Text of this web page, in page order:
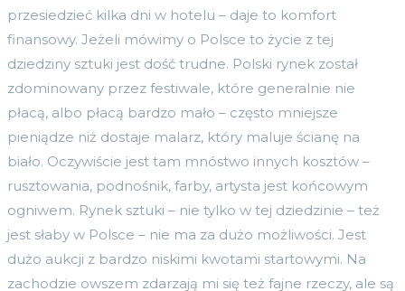
przesiedzieć kilka dni w hotelu – daje to komfort
finansowy. Jeżeli mówimy o Polsce to życie z tej
dziedziny sztuki jest dość trudne. Polski rynek został
zdominowany przez festiwale, które generalnie nie
płacą, albo płacą bardzo mało – często mniejsze
pieniądze niż dostaje malarz, który maluje ścianę na
biało. Oczywiście jest tam mnóstwo innych kosztów –
rusztowania, podnośnik, farby, artysta jest końcowym
ogniwem. Rynek sztuki – nie tylko w tej dziedzinie – też
jest słaby w Polsce – nie ma za dużo możliwości. Jest
dużo aukcji z bardzo niskimi kwotami startowymi. Na
zachodzie owszem zdarzają mi się też fajne rzeczy, ale są